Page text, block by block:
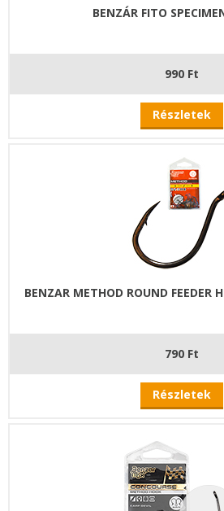
BENZÁR FITO
990 Ft
Részletek
BENZAR METHOD ROUND FEEDER
790 Ft
Részletek